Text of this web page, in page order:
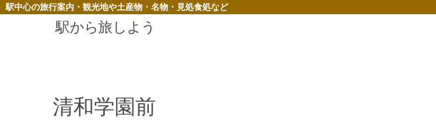
駅中心の旅行案内・観光地や土産物・名物・見処食処など
駅から旅しよう
清和学園前